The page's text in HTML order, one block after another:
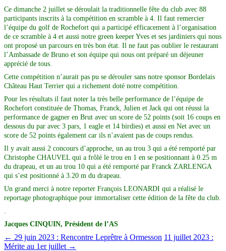
Ce dimanche 2 juillet se déroulait la traditionnelle fête du club avec 88
participants inscrits à la compétition en scramble à 4. Il faut remercier
l’équipe du golf de Rochefort qui a participé efficacement à l’organisation
de ce scramble à 4 et aussi notre green keeper Yves et ses jardiniers qui nous
ont proposé un parcours en très bon état. Il ne faut pas oublier le restaurant
l’Ambassade de Bruno et son équipe qui nous ont préparé un déjeuner
apprécié de tous.
Cette compétition n’aurait pas pu se dérouler sans notre sponsor Bordelais
Château Haut Terrier qui a richement doté notre compétition.
Pour les résultats il faut noter la très belle performance de l’équipe de
Rochefort constituée de Thomas, Franck, Julien et Jack qui ont réussi la
performance de gagner en Brut avec un score de 52 points (soit 16 coups en
dessous du par avec 3 pars, 1 eagle et 14 birdies) et aussi en Net avec un
score de 52 points également car ils n’avaient pas de coups rendus.
Il y avait aussi 2 concours d’approche, un au trou 3 qui a été remporté par
Christophe CHAUVEL qui a frôlé le trou en 1 en se positionnant à 0.25 m
du drapeau, et un au trou 10 qui a été remporté par Franck ZARLENGA
qui s’est positionné à 3.20 m du drapeau.
Un grand merci à notre reporter François LEONARDI qui a réalisé le
reportage photographique pour immortaliser cette édition de la fête du club.
Jacques CINQUIN, Président de l’AS
← 29 juin 2023 : Rencontre Leprêtre à Ormesson 11 juillet 2023 :
Mérite au 1er juillet →